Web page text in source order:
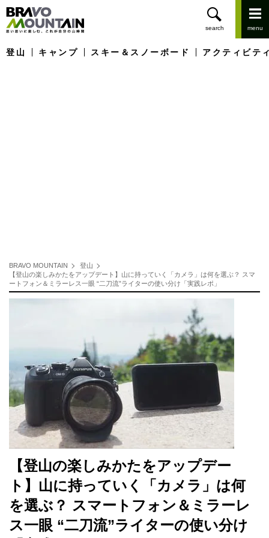
登山 キャンプ スキー＆スノーボード アクティビテ
BRAVO MOUNTAIN
登山
【登山の楽しみかたをアップデート】山に持っていく「カメラ」は何を選ぶ？ スマ
ートフォン＆ミラーレス一眼 “二刀流”ライターの使い分け「実践レポ」
【登山の楽しみかたをアップデー
ト】山に持っていく「カメラ」は何
を選ぶ？ スマートフォン＆ミラーレ
ス一眼 “二刀流”ライターの使い分け